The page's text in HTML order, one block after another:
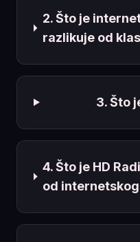
2. Što je
razlikuje od
3. Što
4. Što je HD
od